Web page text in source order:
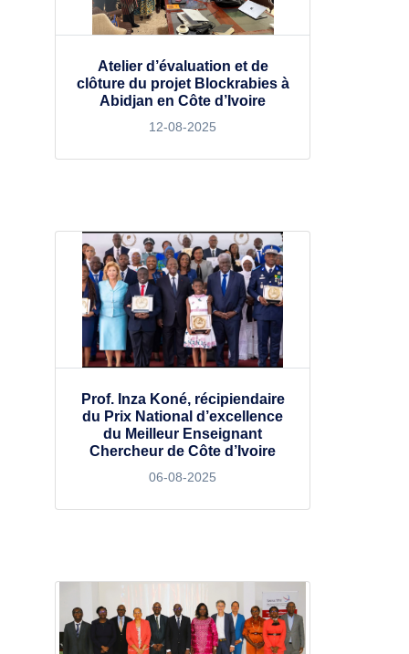
Atelier d’évaluation et de
clôture du projet Blockrabies à
Abidjan en Côte d’Ivoire
12-08-2025
Prof. Inza Koné, récipiendaire
du Prix National d’excellence
du Meilleur Enseignant
Chercheur de Côte d’Ivoire
06-08-2025